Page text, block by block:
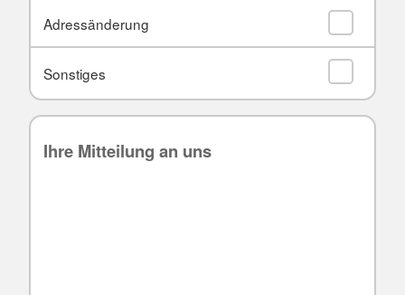
Adressänderung
Sonstiges